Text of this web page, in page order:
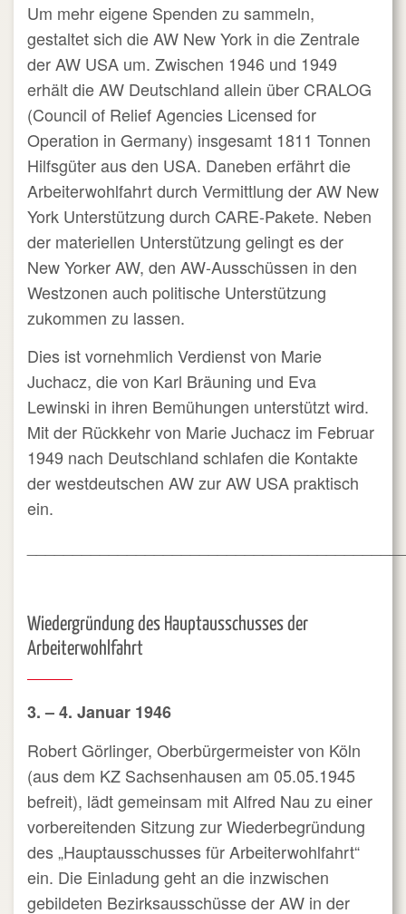
Um mehr eigene Spenden zu sammeln,
gestaltet sich die AW New York in die Zentrale
der AW USA um. Zwischen 1946 und 1949
erhält die AW Deutschland allein über CRALOG
(Council of Relief Agencies Licensed for
Operation in Germany) insgesamt 1811 Tonnen
Hilfsgüter aus den USA. Daneben erfährt die
Arbeiterwohlfahrt durch Vermittlung der AW New
York Unterstützung durch CARE-Pakete. Neben
der materiellen Unterstützung gelingt es der
New Yorker AW, den AW-Ausschüssen in den
Westzonen auch politische Unterstützung
zukommen zu lassen.
Dies ist vornehmlich Verdienst von Marie
Juchacz, die von Karl Bräuning und Eva
Lewinski in ihren Bemühungen unterstützt wird.
Mit der Rückkehr von Marie Juchacz im Februar
1949 nach Deutschland schlafen die Kontakte
der westdeutschen AW zur AW USA praktisch
ein.
Wiedergründung des Hauptausschusses der
Arbeiterwohlfahrt
3. – 4. Januar 1946
Robert Görlinger, Oberbürgermeister von Köln
(aus dem KZ Sachsenhausen am 05.05.1945
befreit), lädt gemeinsam mit Alfred Nau zu einer
vorbereitenden Sitzung zur Wiederbegründung
des „Hauptausschusses für Arbeiterwohlfahrt“
ein. Die Einladung geht an die inzwischen
gebildeten Bezirksausschüsse der AW in der